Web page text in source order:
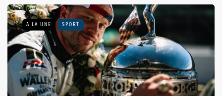
A LA UNE SPORT